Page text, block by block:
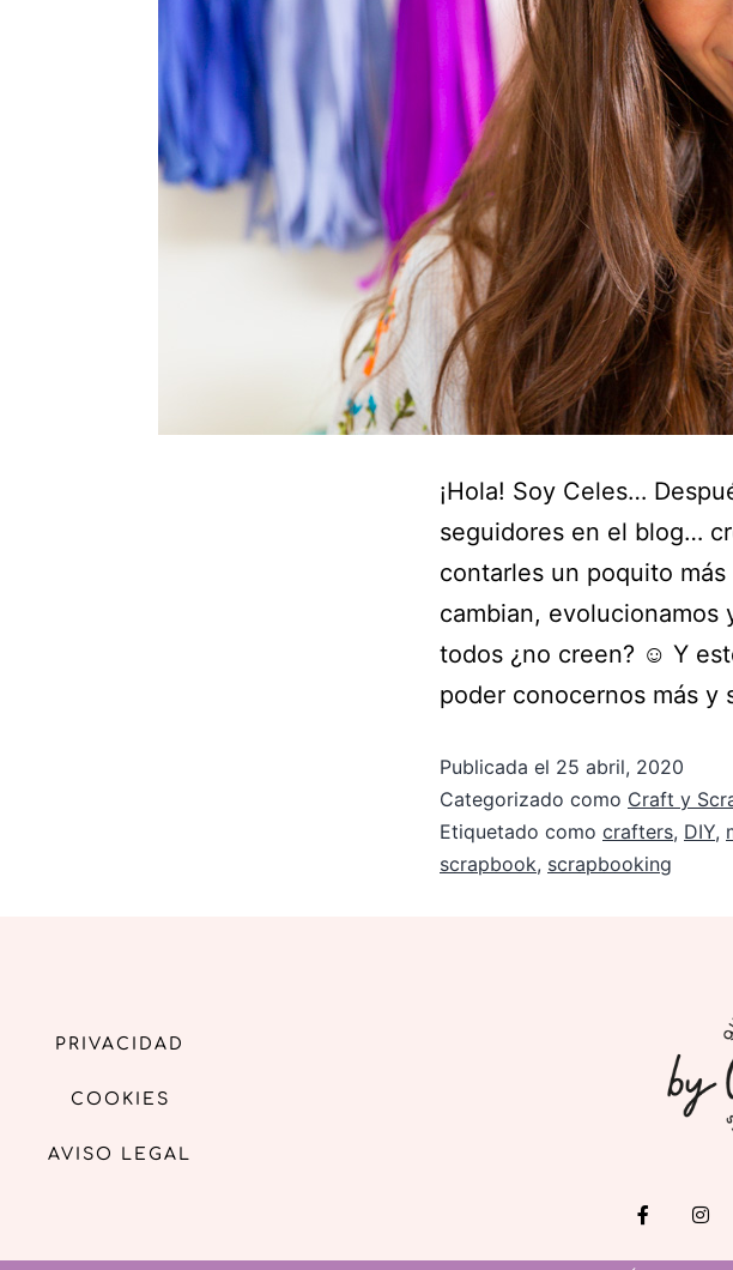
¡Hola! Soy Celes…
seguidores en el blog…
contarles un poquito más
cambian, evolucionamos
todos ¿no creen? ☺️ Y
poder conocernos más y
Publicada el 25 abril, 2020
Categorizado como Craft y
Etiquetado como crafters, DIY,
scrapbook, scrapbooking
PRIVACIDAD
COOKIES
AVISO LEGAL